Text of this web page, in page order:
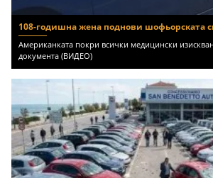
108-годишна жена поднови шофьорската
Американката покри всички медицински
документа (ВИДЕО)